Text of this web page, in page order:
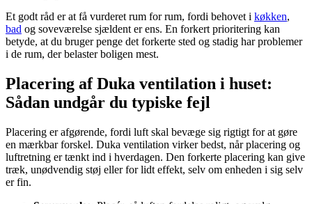
Et godt råd er at få vurderet rum for rum, fordi behovet i køkken,
bad og soveværelse sjældent er ens. En forkert prioritering kan
betyde, at du bruger penge det forkerte sted og stadig har problemer
i de rum, der belaster boligen mest.
Placering af Duka ventilation i huset:
Sådan undgår du typiske fejl
Placering er afgørende, fordi luft skal bevæge sig rigtigt for at gøre
en mærkbar forskel. Duka ventilation virker bedst, når placering og
luftretning er tænkt ind i hverdagen. Den forkerte placering kan give
træk, unødvendig støj eller for lidt effekt, selv om enheden i sig selv
er fin.